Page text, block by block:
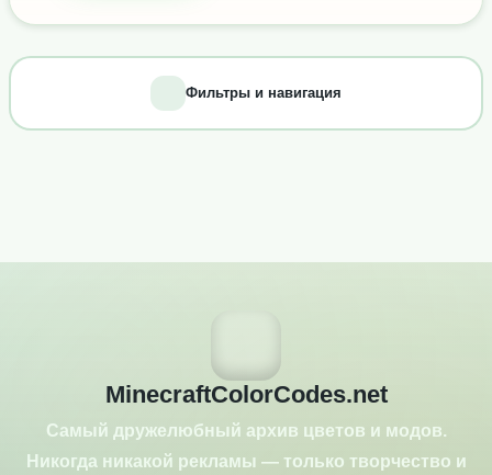
Фильтры и навигация
MinecraftColorCodes.net
Самый дружелюбный архив цветов и модов.
Никогда никакой рекламы — только творчество и